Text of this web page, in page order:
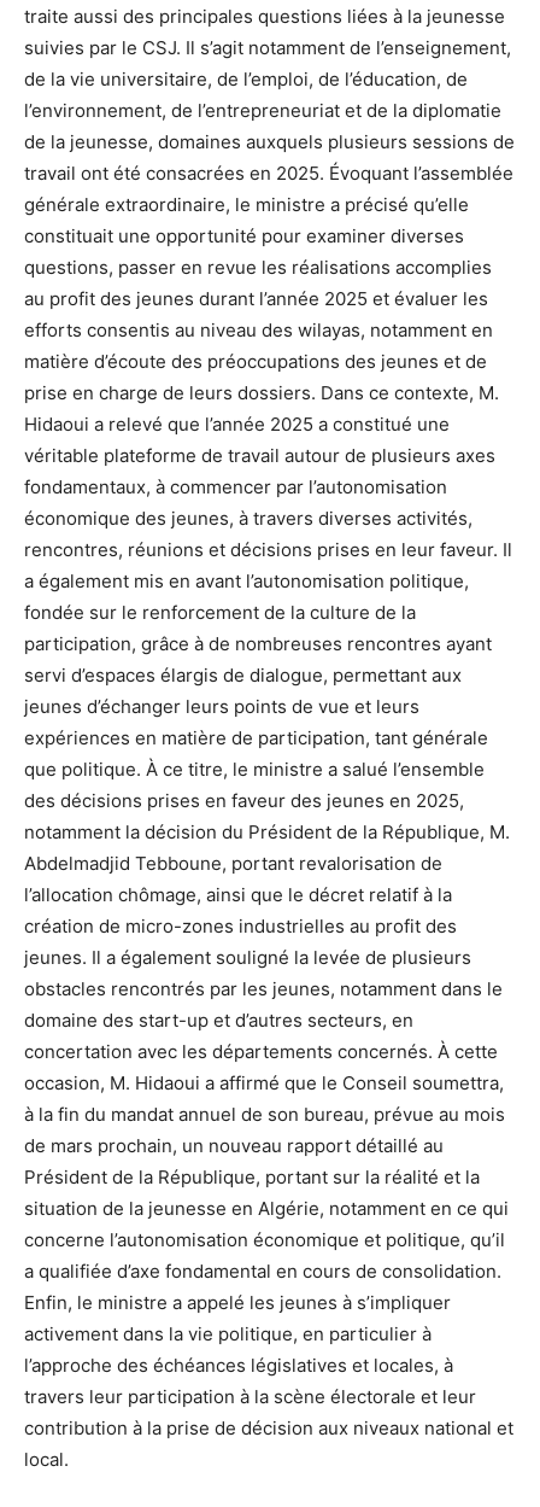
traite aussi des principales questions liées à la jeunesse
suivies par le CSJ. Il s’agit notamment de l’enseignement,
de la vie universitaire, de l’emploi, de l’éducation, de
l’environnement, de l’entrepreneuriat et de la diplomatie
de la jeunesse, domaines auxquels plusieurs sessions de
travail ont été consacrées en 2025. Évoquant l’assemblée
générale extraordinaire, le ministre a précisé qu’elle
constituait une opportunité pour examiner diverses
questions, passer en revue les réalisations accomplies
au profit des jeunes durant l’année 2025 et évaluer les
efforts consentis au niveau des wilayas, notamment en
matière d’écoute des préoccupations des jeunes et de
prise en charge de leurs dossiers. Dans ce contexte, M.
Hidaoui a relevé que l’année 2025 a constitué une
véritable plateforme de travail autour de plusieurs axes
fondamentaux, à commencer par l’autonomisation
économique des jeunes, à travers diverses activités,
rencontres, réunions et décisions prises en leur faveur. Il
a également mis en avant l’autonomisation politique,
fondée sur le renforcement de la culture de la
participation, grâce à de nombreuses rencontres ayant
servi d’espaces élargis de dialogue, permettant aux
jeunes d’échanger leurs points de vue et leurs
expériences en matière de participation, tant générale
que politique. À ce titre, le ministre a salué l’ensemble
des décisions prises en faveur des jeunes en 2025,
notamment la décision du Président de la République, M.
Abdelmadjid Tebboune, portant revalorisation de
l’allocation chômage, ainsi que le décret relatif à la
création de micro-zones industrielles au profit des
jeunes. Il a également souligné la levée de plusieurs
obstacles rencontrés par les jeunes, notamment dans le
domaine des start-up et d’autres secteurs, en
concertation avec les départements concernés. À cette
occasion, M. Hidaoui a affirmé que le Conseil soumettra,
à la fin du mandat annuel de son bureau, prévue au mois
de mars prochain, un nouveau rapport détaillé au
Président de la République, portant sur la réalité et la
situation de la jeunesse en Algérie, notamment en ce qui
concerne l’autonomisation économique et politique, qu’il
a qualifiée d’axe fondamental en cours de consolidation.
Enfin, le ministre a appelé les jeunes à s’impliquer
activement dans la vie politique, en particulier à
l’approche des échéances législatives et locales, à
travers leur participation à la scène électorale et leur
contribution à la prise de décision aux niveaux national et
local.